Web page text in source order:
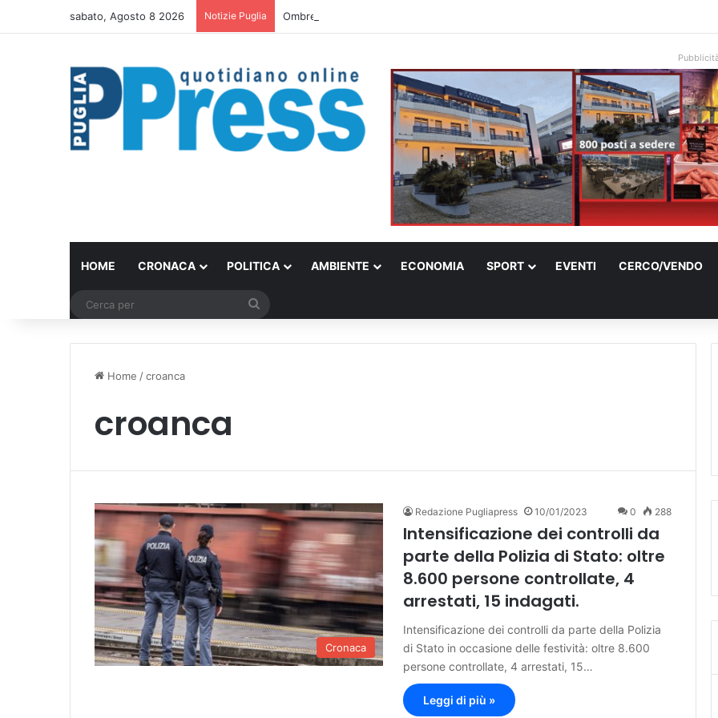
sabato, Agosto 8 2026 Notizie Puglia Ombrelloni lasciati sulle spiagge libere, controlli a Vieste e Peschici: liberati oltre 5mila
HOME CRONACA POLITICA AMBIENTE ECONOMIA SPORT EVENTI CERCO/VENDO
Home /croanca
croanca
Cronaca
Redazione Pugliapress 10/01/2023 0 288
Intensificazione dei controlli da
parte della Polizia di Stato: oltre
8.600 persone controllate, 4
arrestati, 15 indagati.
Intensificazione dei controlli da parte della Polizia
di Stato in occasione delle festività: oltre 8.600
persone controllate, 4 arrestati, 15…
Leggi di più »